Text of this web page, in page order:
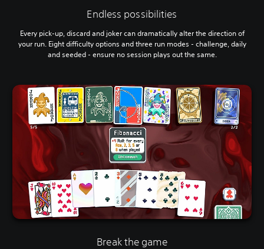
Endless possibilities
Every pick-up, discard and joker can dramatically alter the direction of
your run. Eight difficulty options and three run modes - challenge, daily
and seeded - ensure no session plays out the same.
Break the game